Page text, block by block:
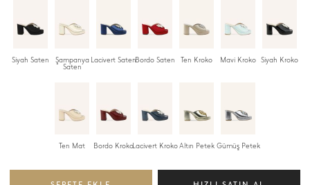
Siyah Saten Şampanya
Saten
Lacivert SatenBordo Saten Ten Kroko Mavi Kroko Siyah Kroko
Ten Mat Bordo KrokoLacivert KrokoAltın Petek Gümüş Petek